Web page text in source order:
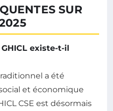
SUR
existe-t-il
a été
et économique
CSE est désormais